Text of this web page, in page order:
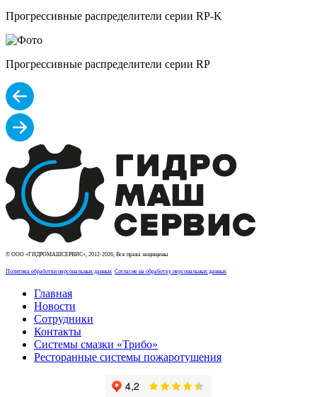
Прогрессивные распределители серии RP-K
Прогрессивные распределители серии RP
© ООО «ГИДРОМАШСЕРВИС», 2012-2026, Все права защищены
Политика обработки персональных данных Согласие на обработку персональных данных
Главная
Новости
Сотрудники
Контакты
Системы смазки «Трибо»
Ресторанные системы пожаротушения